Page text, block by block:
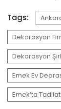
Tags:
Dekorasyon
Dekorasyon
Emek Ev
Emek’ta Tadilat